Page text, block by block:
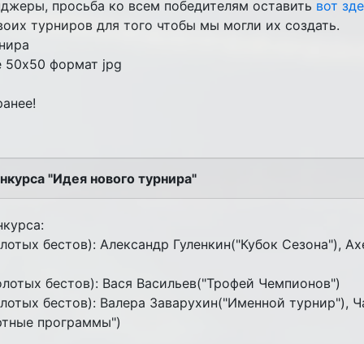
просьба ко всем победителям оставить вот
турниров для того чтобы мы могли их создать.
50x50 формат jpg
"Идея нового турнира"
бестов): Александр Гуленкин("Кубок Сезона"),
бестов): Вася Васильев("Трофей Чемпионов")
бестов): Валера Заварухин("Именной турнир"),
программы")